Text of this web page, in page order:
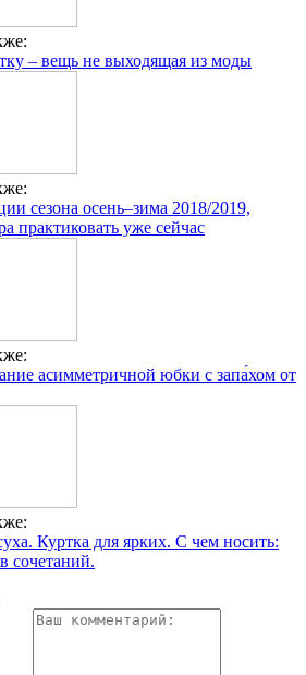
– вещь не выходящая из моды
сезона осень–зима 2018/2019,
практиковать уже сейчас
асимметричной юбки с запа́хом от
Куртка для ярких. С чем носить:
сочетаний.